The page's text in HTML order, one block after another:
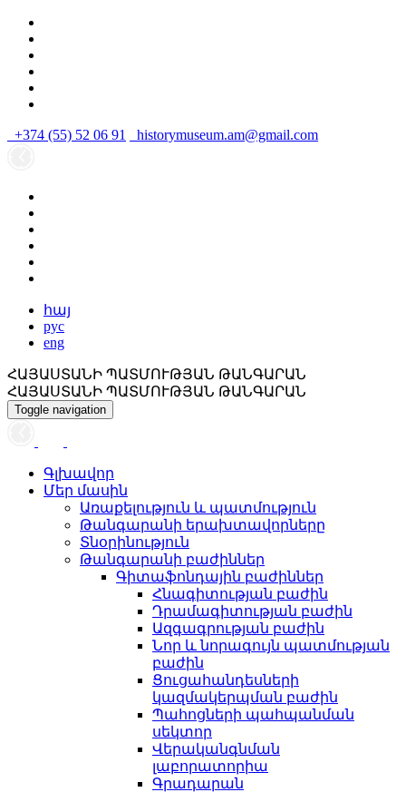
+374 (55) 52 06 91 historymuseum.am@gmail.com
հայ
рус
eng
ՀԱՅԱՍՏԱՆԻ ՊԱՏՄՈՒԹՅԱՆ ԹԱՆԳԱՐԱՆ
ՀԱՅԱՍՏԱՆԻ ՊԱՏՄՈՒԹՅԱՆ ԹԱՆԳԱՐԱՆ
Toggle navigation
Գլխավոր
Մեր մասին
Առաքելություն և պատմություն
Թանգարանի երախտավորները
Տնօրինություն
Թանգարանի բաժիններ
Գիտաֆոնդային բաժիններ
Հնագիտության բաժին
Դրամագիտության բաժին
Ազգագրության բաժին
Նոր և նորագույն պատմության
բաժին
Ցուցահանդեսների
կազմակերպման բաժին
Պահոցների պահպանման
սեկտոր
Վերականգնման
լաբորատորիա
Գրադարան